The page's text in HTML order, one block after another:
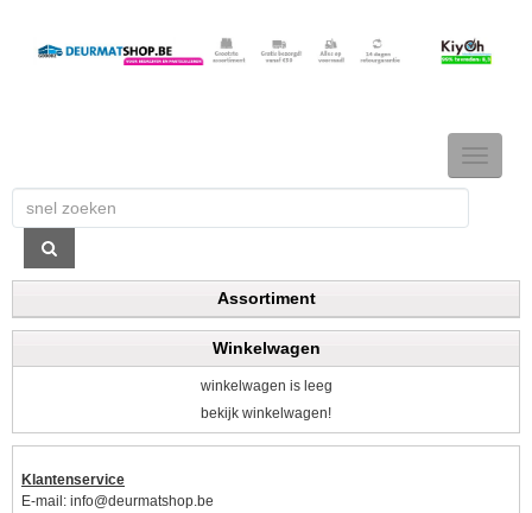
TOGGLE
Assortiment
Winkelwagen
winkelwagen is leeg
bekijk winkelwagen!
Klantenservice
E-mail: info@deurmatshop.be